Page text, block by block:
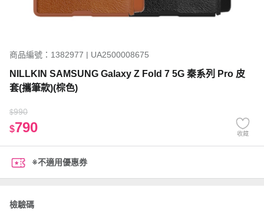
商品編號：1382977 | UA2500008675
NILLKIN SAMSUNG Galaxy Z Fold 7 5G 秦系列 Pro 皮
套(攜筆款)(棕色)
$990
$790 收藏
※不適用優惠券
檢驗碼